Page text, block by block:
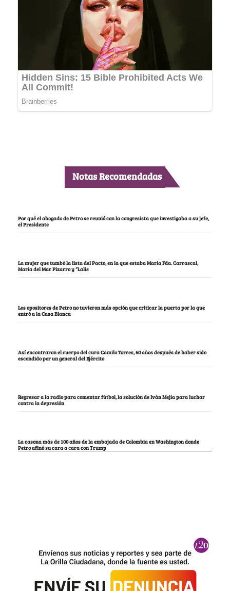
Notas Recomendadas
Por qué el abogado de Petro se reunió con la congresista que investigaba a su jefe,
el Presidente
La mujer que tumbó la lista del Pacto, en la que estaba María Fda. Carrascal,
María del Mar Pizarro y “Lalis
Los opositores de Petro no tuvieron más opción que criticar la puerta por la que
entró a la Casa Blanca
Así encontraron el cuerpo del cura Camilo Torres, 60 años después de haber sido
escondido por un general del Ejército
Regresar a la radio para comentar fútbol, la solución de Iván Mejía para luchar
contra la depresión
La casona más de 100 años de la embajada de Colombia en Washington donde
Petro afinó su cara a cara con Trump